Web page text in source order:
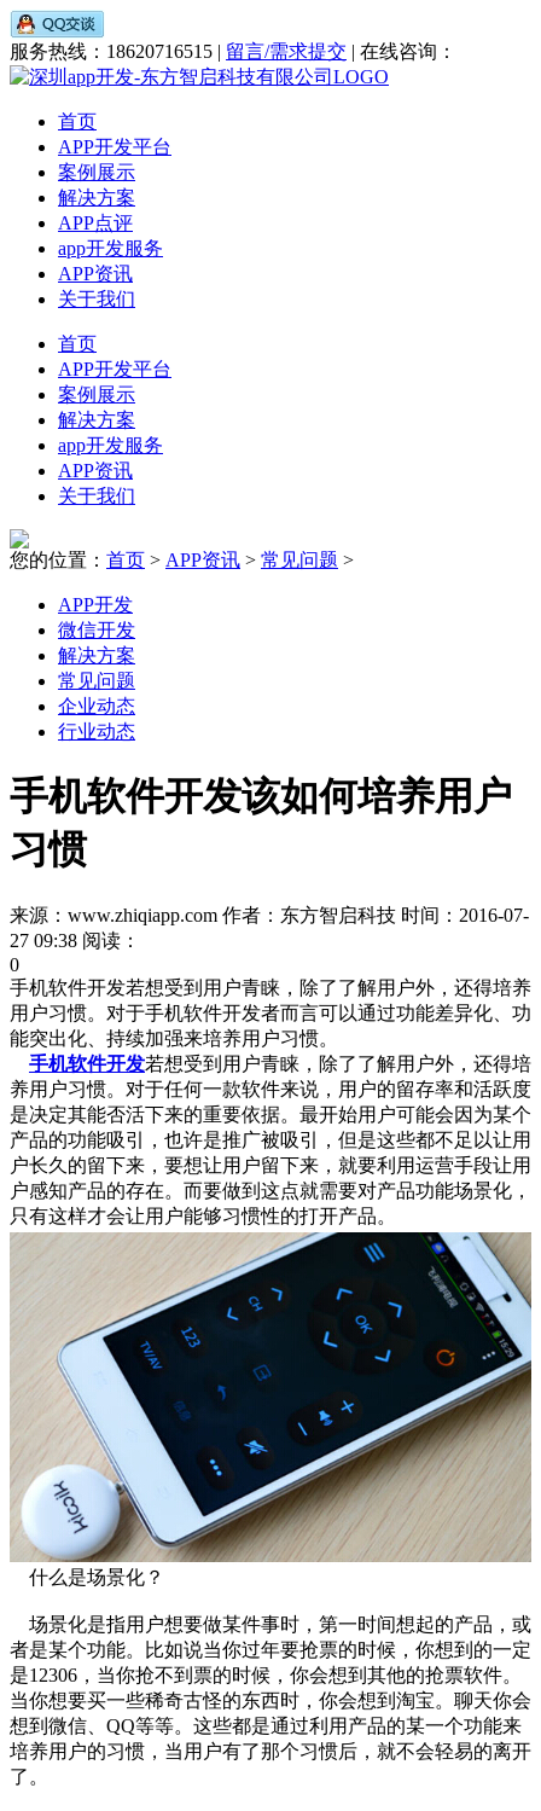
服务热线：18620716515 | 留言/需求提交 | 在线咨询：
首页
APP开发平台
案例展示
解决方案
APP点评
app开发服务
APP资讯
关于我们
首页
APP开发平台
案例展示
解决方案
app开发服务
APP资讯
关于我们
您的位置： 首页 > APP资讯 > 常见问题 >
APP开发
微信开发
解决方案
常见问题
企业动态
行业动态
手机软件开发该如何培养用户
习惯
来源：www.zhiqiapp.com 作者：东方智启科技 时间：2016-07-
27 09:38 阅读：
0
手机软件开发若想受到用户青睐，除了了解用户外，还得培养
用户习惯。对于手机软件开发者而言可以通过功能差异化、功
能突出化、持续加强来培养用户习惯。
手机软件开发若想受到用户青睐，除了了解用户外，还得培
养用户习惯。对于任何一款软件来说，用户的留存率和活跃度
是决定其能否活下来的重要依据。最开始用户可能会因为某个
产品的功能吸引，也许是推广被吸引，但是这些都不足以让用
户长久的留下来，要想让用户留下来，就要利用运营手段让用
户感知产品的存在。而要做到这点就需要对产品功能场景化，
只有这样才会让用户能够习惯性的打开产品。
什么是场景化？
场景化是指用户想要做某件事时，第一时间想起的产品，或
者是某个功能。比如说当你过年要抢票的时候，你想到的一定
是12306，当你抢不到票的时候，你会想到其他的抢票软件。
当你想要买一些稀奇古怪的东西时，你会想到淘宝。聊天你会
想到微信、QQ等等。这些都是通过利用产品的某一个功能来
培养用户的习惯，当用户有了那个习惯后，就不会轻易的离开
了。